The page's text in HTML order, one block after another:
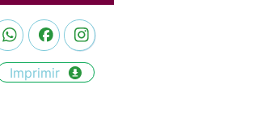
Imprimir